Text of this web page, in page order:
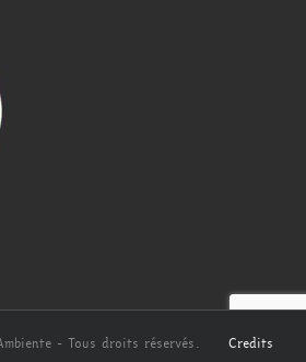
- Tous droits réservés. Credits